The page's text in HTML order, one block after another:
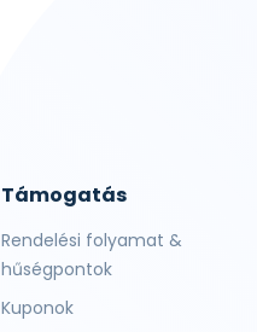
Támogatás
Rendelési folyamat &
hűségpontok
Kuponok